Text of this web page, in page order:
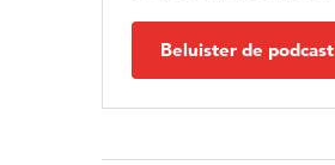
Beluister de podcast